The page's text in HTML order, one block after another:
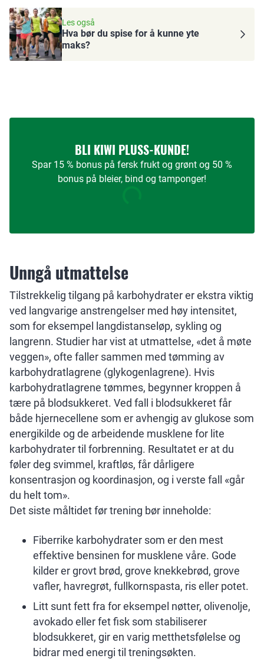
Les også
Hva bør du spise for å kunne yte
maks?
BLI KIWI PLUSS-KUNDE!
Spar 15 % bonus på fersk frukt og grønt og 50 %
bonus på bleier, bind og tamponger!
Unngå utmattelse
Tilstrekkelig tilgang på karbohydrater er ekstra viktig
ved langvarige anstrengelser med høy intensitet,
som for eksempel langdistanseløp, sykling og
langrenn. Studier har vist at utmattelse, «det å møte
veggen», ofte faller sammen med tømming av
karbohydratlagrene (glykogenlagrene). Hvis
karbohydratlagrene tømmes, begynner kroppen å
tære på blodsukkeret. Ved fall i blodsukkeret får
både hjernecellene som er avhengig av glukose som
energikilde og de arbeidende musklene for lite
karbohydrater til forbrenning. Resultatet er at du
føler deg svimmel, kraftløs, får dårligere
konsentrasjon og koordinasjon, og i verste fall «går
du helt tom».
Det siste måltidet før trening bør inneholde:
Fiberrike karbohydrater som er den mest
effektive bensinen for musklene våre. Gode
kilder er grovt brød, grove knekkebrød, grove
vafler, havregrøt, fullkornspasta, ris eller potet.
Litt sunt fett fra for eksempel nøtter, olivenolje,
avokado eller fet fisk som stabiliserer
blodsukkeret, gir en varig metthetsfølelse og
bidrar med energi til treningsøkten.